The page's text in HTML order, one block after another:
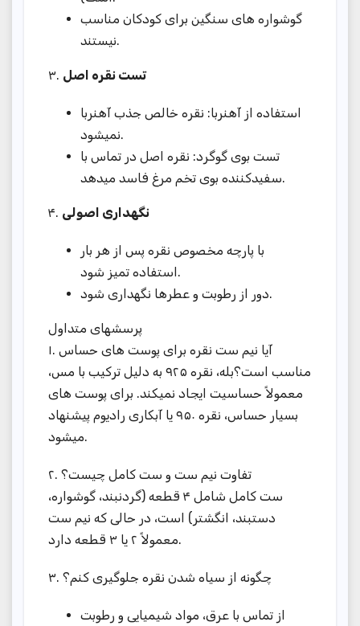
گوشواره های سنگین برای کودکان مناسب
نیستند.
۳. تست نقره اصل
استفاده از آهنربا: نقره خالص جذب آهنربا
نمیشود.
تست بوی گوگرد: نقره اصل در تماس با
سفیدکننده بوی تخم مرغ فاسد میدهد.
۴. نگهداری اصولی
با پارچه مخصوص نقره پس از هر بار
استفاده تمیز شود.
دور از رطوبت و عطرها نگهداری شود.
پرسشهای متداول
۱. آیا نیم ست نقره برای پوست های حساس
مناسب است؟بله، نقره ۹۲۵ به دلیل ترکیب با مس،
معمولاً حساسیت ایجاد نمیکند. برای پوست های
بسیار حساس، نقره ۹۵۰ یا آبکاری رادیوم پیشنهاد
میشود.
۲. تفاوت نیم ست و ست کامل چیست؟
ست کامل شامل ۴ قطعه (گردنبند، گوشواره،
دستبند، انگشتر) است، در حالی که نیم ست
معمولاً ۲ یا ۳ قطعه دارد.
۳. چگونه از سیاه شدن نقره جلوگیری کنم؟
از تماس با عرق، مواد شیمیایی و رطوبت